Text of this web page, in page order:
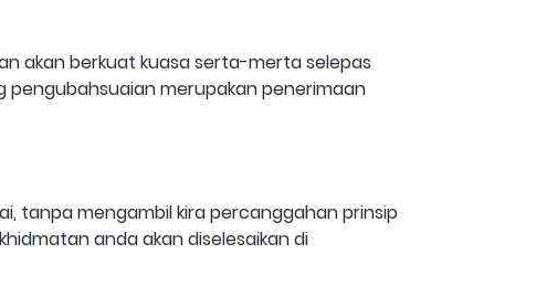
akan berkuat kuasa serta-merta selepas
pengubahsuaian merupakan penerimaan
tanpa mengambil kira percanggahan prinsip
anda akan diselesaikan di